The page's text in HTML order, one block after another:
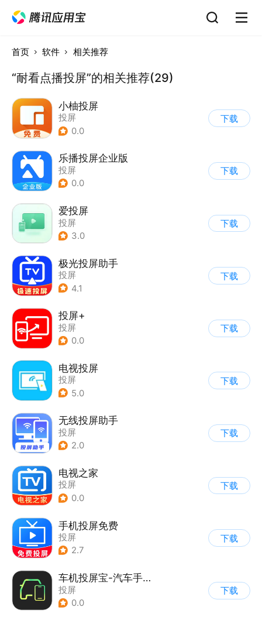
首页 软件 相关推荐
“耐看点播投屏”的相关推荐(29)
小柚投屏
投屏
0.0
下载
乐播投屏企业版
投屏
0.0
下载
爱投屏
投屏
3.0
下载
极光投屏助手
投屏
4.1
下载
投屏+
投屏
0.0
下载
电视投屏
投屏
5.0
下载
无线投屏助手
投屏
2.0
下载
电视之家
投屏
0.0
下载
手机投屏免费
投屏
2.7
下载
车机投屏宝-汽车手机投屏
投屏
0.0
下载